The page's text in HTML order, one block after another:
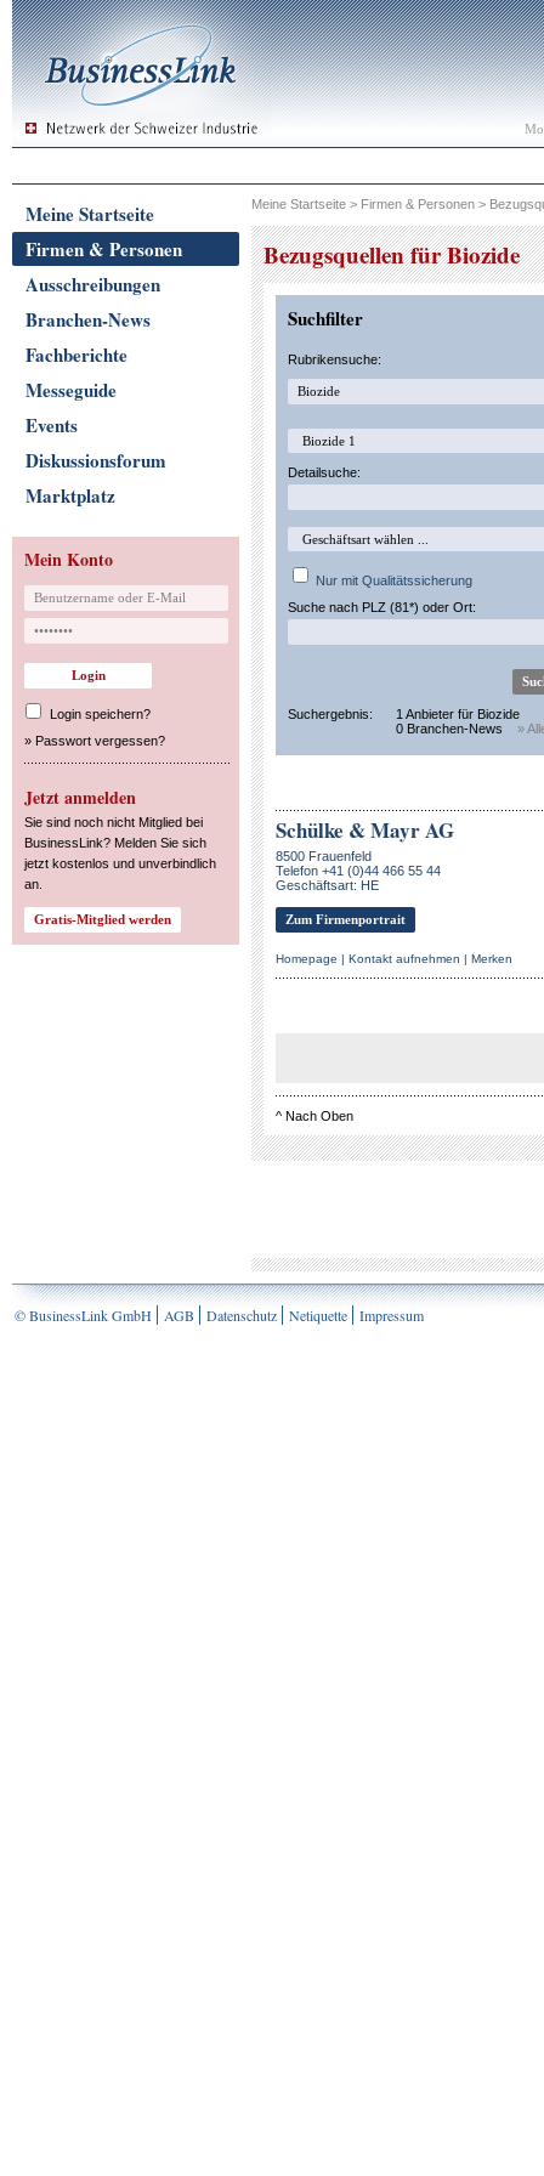
Meine Startseite
Firmen & Personen
Ausschreibungen
Branchen-News
Fachberichte
Messeguide
Events
Diskussionsforum
Marktplatz
Mein Konto
Login speichern?
» Passwort vergessen?
Jetzt anmelden
Sie sind noch nicht Mitglied bei
BusinessLink? Melden Sie sich
jetzt kostenlos und unverbindlich
an.
Meine Startseite > Firmen & Personen >
Bezugsquellen für Biozide
Suchfilter
Rubrikensuche:
Detailsuche:
Nur mit Qualitätssicherung
Suche nach PLZ (81*) oder Ort:
Suchergebnis:
1 Anbieter für Biozide
0 Branchen-News
»
Schülke & Mayr AG
8500 Frauenfeld
Telefon +41 (0)44 466 55 44
Geschäftsart: HE
Zum Firmenportrait
Homepage | Kontakt aufnehmen | Merken
^ Nach Oben
© BusinessLink GmbH AGB Datenschutz Netiquette Impressum